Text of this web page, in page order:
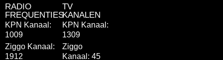
RADIO
FREQUENTIES
KPN Kanaal:
1009
Ziggo Kanaal:
1912
TV
KANALEN
KPN Kanaal:
1309
Ziggo
Kanaal: 45